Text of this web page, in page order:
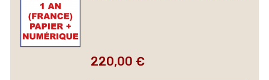
Prix
220,00 €